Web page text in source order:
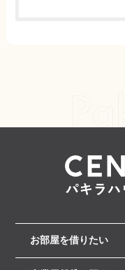
お部屋を借りたい